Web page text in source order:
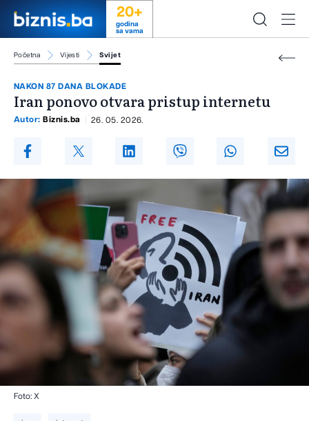
20+
godina
sa vama
Početna Vijesti Svijet
NAKON 87 DANA BLOKADE
Iran ponovo otvara pristup internetu
Autor: Biznis.ba 26. 05. 2026.
Foto: X